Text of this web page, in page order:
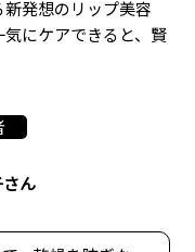
発想のリップ美容
にケアできると、賢
ん